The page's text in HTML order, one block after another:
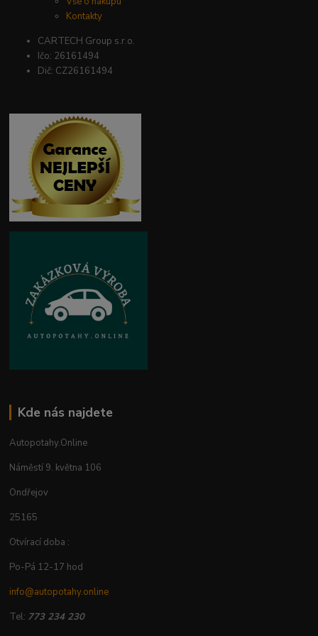
Kontakty
CARTECH Group s.r.o.
Ičo: 26161494
Dič: CZ26161494
Kde nás najdete
Autopotahy.Online
Náměstí 9. května 106
Ondřejov
25165
Otvírací doba :
Po-Pá 12-17 hod
info@autopotahy.online
Tel: 773 234 230